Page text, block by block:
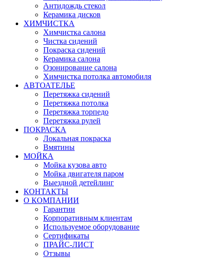
Антидождь стекол
Керамика дисков
ХИМЧИСТКА
Химчистка салона
Чистка сидений
Покраска сидений
Керамика салона
Озонирование салона
Химчистка потолка автомобиля
АВТОАТЕЛЬЕ
Перетяжка сидений
Перетяжка потолка
Перетяжка торпедо
Перетяжка рулей
ПОКРАСКА
Локальная покраска
Вмятины
МОЙКА
Мойка кузова авто
Мойка двигателя паром
Выездной детейлинг
КОНТАКТЫ
О КОМПАНИИ
Гарантии
Корпоративным клиентам
Используемое оборудование
Сертификаты
ПРАЙС-ЛИСТ
Отзывы